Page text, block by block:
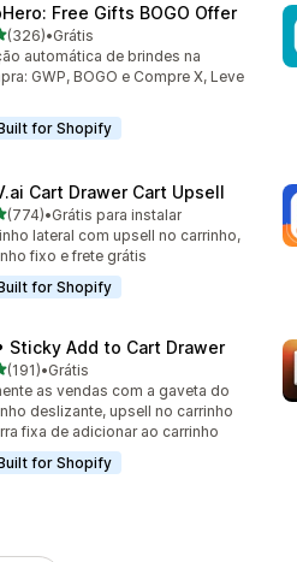
Free Gifts BOGO Offer
5 estrelas
(326) ao todo
•Grátis
automática de brindes na
GWP, BOGO e Compre X, Leve
for Shopify
Cart Drawer Cart Upsell
5 estrelas
(774) ao todo
•Grátis para instalar
lateral com upsell no carrinho,
fixo e frete grátis
for Shopify
Sticky Add to Cart Drawer
5 estrelas
(191) ao todo
•Grátis
as vendas com a gaveta do
deslizante, upsell no carrinho
fixa de adicionar ao carrinho
for Shopify